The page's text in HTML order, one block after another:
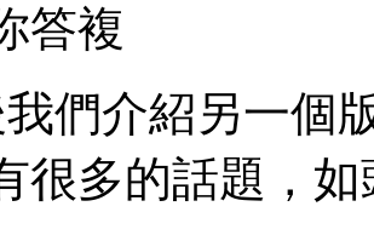
答複
們介紹另一個
很多的話題，